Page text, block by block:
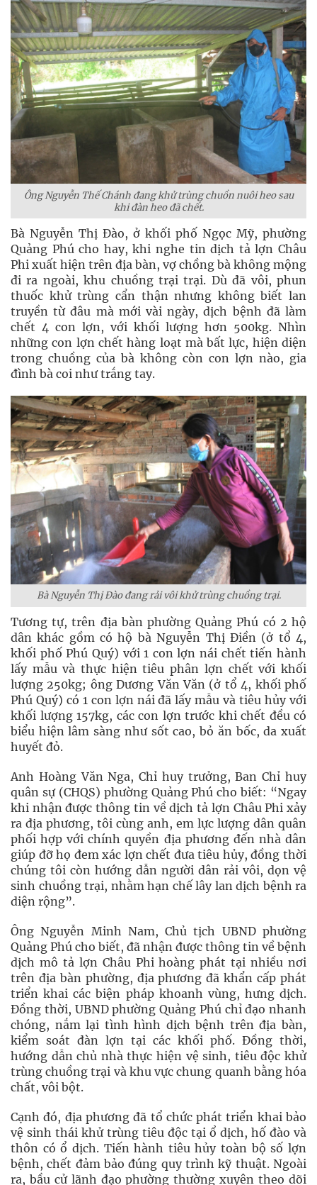
Ông Nguyễn Thế Chánh đang khử trùng chuồn nuôi heo sau
khi đàn heo đã chết.
Bà Nguyễn Thị Đào, ở khối phố Ngọc Mỹ, phường
Quảng Phú cho hay, khi nghe tin dịch tả lợn Châu
Phi xuất hiện trên địa bàn, vợ chồng bà không mộng
đi ra ngoài, khu chuồng trại trại. Dù đã vôi, phun
thuốc khử trùng cẩn thận nhưng không biết lan
truyền từ đâu mà mới vài ngày, dịch bệnh đã làm
chết 4 con lợn, với khối lượng hơn 500kg. Nhìn
những con lợn chết hàng loạt mà bất lực, hiện diện
trong chuồng của bà không còn con lợn nào, gia
đình bà coi như trắng tay.
Bà Nguyễn Thị Đào đang rải vôi khử trùng chuồng trại.
Tương tự, trên địa bàn phường Quảng Phú có 2 hộ
dân khác gồm có hộ bà Nguyễn Thị Điền (ở tổ 4,
khối phố Phú Quý) với 1 con lợn nái chết tiến hành
lấy mẫu và thực hiện tiêu phân lợn chết với khối
lượng 250kg; ông Dương Văn Văn (ở tổ 4, khối phố
Phú Quý) có 1 con lợn nái đã lấy mẫu và tiêu hủy với
khối lượng 157kg, các con lợn trước khi chết đều có
biểu hiện lâm sàng như sốt cao, bỏ ăn bốc, da xuất
huyết đỏ.
Anh Hoàng Văn Nga, Chỉ huy trưởng, Ban Chỉ huy
quân sự (CHQS) phường Quảng Phú cho biết: “Ngay
khi nhận được thông tin về dịch tả lợn Châu Phi xảy
ra địa phương, tôi cùng anh, em lực lượng dân quân
phối hợp với chính quyền địa phương đến nhà dân
giúp đỡ họ đem xác lợn chết đưa tiêu hủy, đồng thời
chúng tôi còn hướng dẫn người dân rải vôi, dọn vệ
sinh chuồng trại, nhằm hạn chế lây lan dịch bệnh ra
diện rộng”.
Ông Nguyễn Minh Nam, Chủ tịch UBND phường
Quảng Phú cho biết, đã nhận được thông tin về bệnh
dịch mô tả lợn Châu Phi hoàng phát tại nhiều nơi
trên địa bàn phường, địa phương đã khẩn cấp phát
triển khai các biện pháp khoanh vùng, hưng dịch.
Đồng thời, UBND phường Quảng Phú chỉ đạo nhanh
chóng, nắm lại tình hình dịch bệnh trên địa bàn,
kiểm soát đàn lợn tại các khối phố. Đồng thời,
hướng dẫn chủ nhà thực hiện vệ sinh, tiêu độc khử
trùng chuồng trại và khu vực chung quanh bằng hóa
chất, vôi bột.
Cạnh đó, địa phương đã tổ chức phát triển khai bảo
vệ sinh thái khử trùng tiêu độc tại ổ dịch, hố đào và
thôn có ổ dịch. Tiến hành tiêu hủy toàn bộ số lợn
bệnh, chết đảm bảo đúng quy trình kỹ thuật. Ngoài
ra, bầu cử lãnh đạo phường thường xuyên theo dõi